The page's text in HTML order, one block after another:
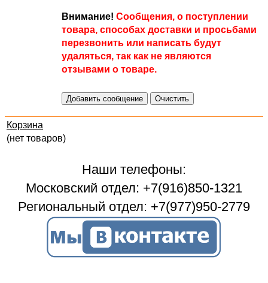
Внимание! Сообщения, о поступлении
товара, способах доставки и просьбами
перезвонить или написать будут
удаляться, так как не являются
отзывами о товаре.
Корзина
(нет товаров)
Наши телефоны:
Московский отдел: +7(916)850-1321
Региональный отдел: +7(977)950-2779